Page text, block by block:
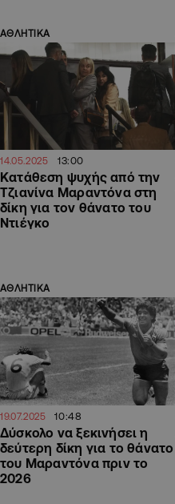
ΑΘΛΗΤΙΚΑ
14.05.2025 13:00
Κατάθεση ψυχής από την
Τζιανίνα Μαραντόνα στη
δίκη για τον θάνατο του
Ντιέγκο
ΑΘΛΗΤΙΚΑ
19.07.2025 10:48
Δύσκολο να ξεκινήσει η
δεύτερη δίκη για το θάνατο
του Μαραντόνα πριν το
2026